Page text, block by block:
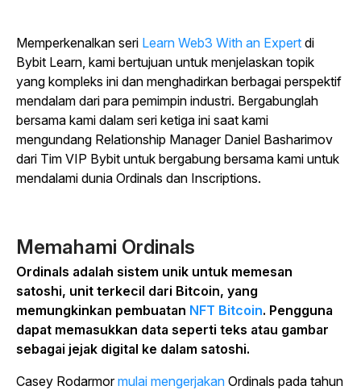
Memperkenalkan seri Learn Web3 With an Expert di
Bybit Learn, kami bertujuan untuk menjelaskan topik
yang kompleks ini dan menghadirkan berbagai perspektif
mendalam dari para pemimpin industri. Bergabunglah
bersama kami dalam seri ketiga ini saat kami
mengundang Relationship Manager Daniel Basharimov
dari Tim VIP Bybit untuk bergabung bersama kami untuk
mendalami dunia Ordinals dan Inscriptions.
Memahami Ordinals
Ordinals adalah sistem unik untuk memesan
satoshi, unit terkecil dari Bitcoin, yang
memungkinkan pembuatan NFT Bitcoin. Pengguna
dapat memasukkan data seperti teks atau gambar
sebagai jejak digital ke dalam satoshi.
Casey Rodarmormulai mengerjakan Ordinals pada tahun